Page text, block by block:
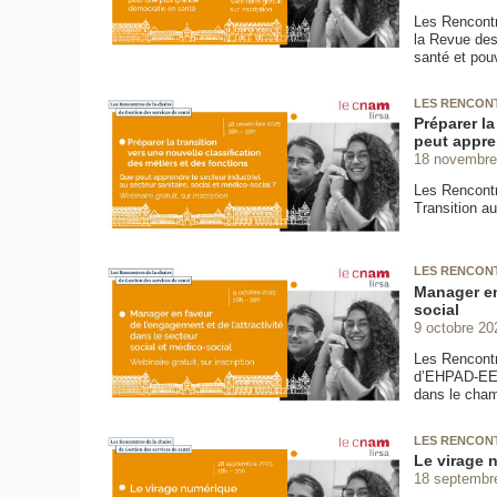
Les
la Revue
santé et
LES
Préparer
peut
18
Les
Transition
LES
Manager
social
9 octobre
Les
d’EHPAD-
dans le
LES
Le virage
18